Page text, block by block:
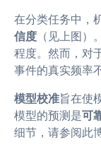
在分类任务中，
信度 （见上图
程度。然而，对
事件的真实频率
模型校准旨在使
模型的预测是可
细节，请参阅此